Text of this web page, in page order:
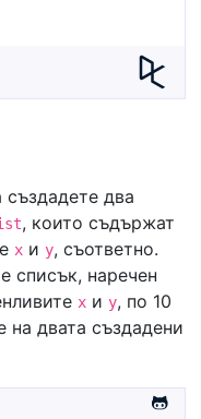
два
, които съдържат
x и y, съответно.
списък, наречен
x и y, по 10
на двата създадени